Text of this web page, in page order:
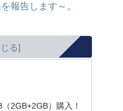
報告します～。
2GB+2GB）購入！